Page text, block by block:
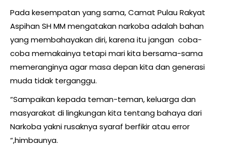
Pada kesempatan yang sama, Camat Pulau Rakyat
Aspihan SH MM mengatakan narkoba adalah bahan
yang membahayakan diri, karena itu jangan coba-
coba memakainya tetapi mari kita bersama-sama
memeranginya agar masa depan kita dan generasi
muda tidak terganggu.
“Sampaikan kepada teman-teman, keluarga dan
masyarakat di lingkungan kita tentang bahaya dari
Narkoba yakni rusaknya syaraf berfikir atau error
“,himbaunya.